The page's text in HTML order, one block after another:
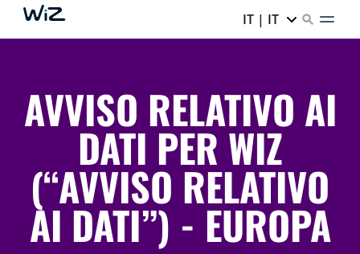
IT | IT
AVVISO RELATIVO AI
DATI PER WIZ
(“AVVISO RELATIVO
AI DATI”) - EUROPA